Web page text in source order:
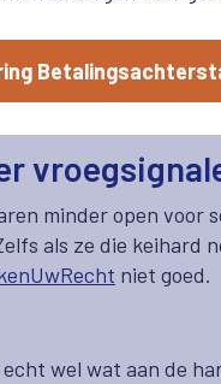
minder open voor
als ze die keihard
niet goed.
wel wat aan de